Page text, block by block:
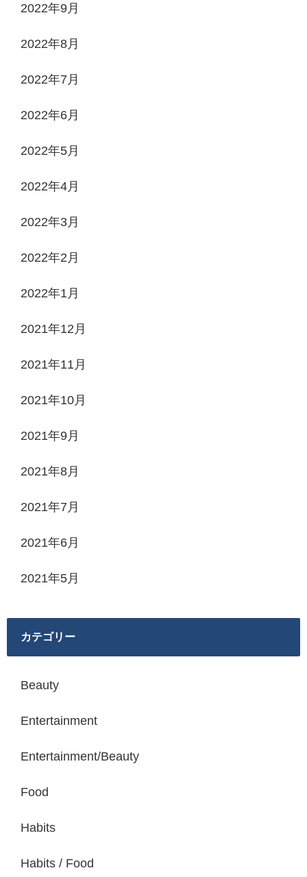
2022年9月
2022年8月
2022年7月
2022年6月
2022年5月
2022年4月
2022年3月
2022年2月
2022年1月
2021年12月
2021年11月
2021年10月
2021年9月
2021年8月
2021年7月
2021年6月
2021年5月
カテゴリー
Beauty
Entertainment
Entertainment/Beauty
Food
Habits
Habits / Food